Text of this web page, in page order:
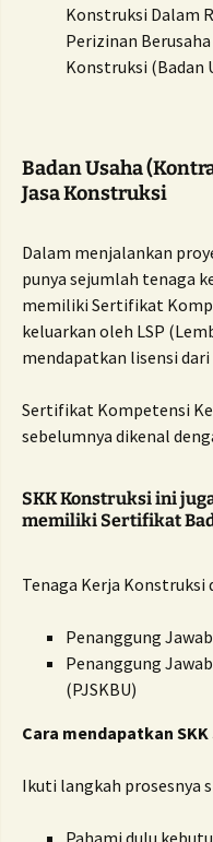
Konstruksi Dalam
Perizinan
Konstruksi (Badan
Badan Usaha
Jasa Konstruksi
Dalam menjalankan
punya sejumlah tenaga
memiliki Sertifikat
keluarkan oleh LSP
mendapatkan lisensi
Sertifikat Kompetensi
sebelumnya dikenal
SKK Konstruksi ini
memiliki Sertifikat
Tenaga Kerja Konstruksi
Penanggung
Penanggung
(PJSKBU)
Cara mendapatkan
Ikuti langkah prosesnya
Pahami dulu